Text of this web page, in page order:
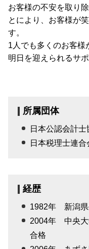
お客様の不安を取り
とにより、お客様が
す。
1人でも多くのお客様
明日を迎えられるサ
所属団体
日本公認会計
日本税理士連
経歴
1982年 新潟県
2004年 中央大
合格